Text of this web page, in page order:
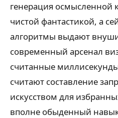
генерация осмысленной
чистой фантастикой, а
алгоритмы выдают
современный арсенал
считанные
считают составление
искусством для
вполне обыденный